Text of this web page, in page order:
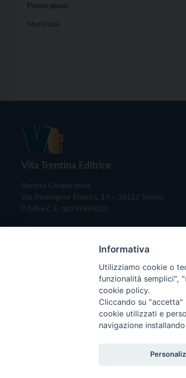
Primo piano
Meridiani
Vita Trentina Editrice
Società Cooperativa
Via Monsignor Endrici, 14 – 38122 Trento
P.IVA e C.F. 00199960220
Copyright © 2019 - Tutti i diritti
Informativa
Utilizziamo cookie o
funzionalità semplici",
cookie policy.
Cliccando su
cookie utilizzati e
navigazione